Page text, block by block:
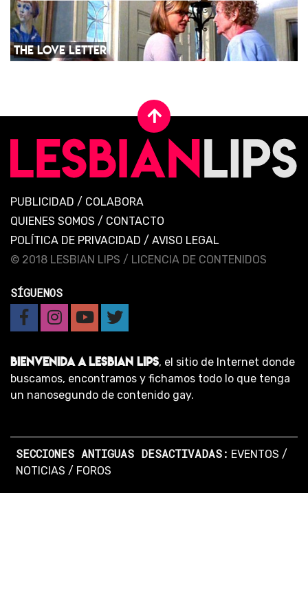
THE LOVE LETTER
PUBLICIDAD / COLABORA
QUIENES SOMOS / CONTACTO
POLÍTICA DE PRIVACIDAD / AVISO LEGAL
© 2018 LESBIAN LIPS / LICENCIA DE CONTENIDOS
SÍGUENOS
BIENVENIDA A LESBIAN LIPS, el sitio de Internet donde
buscamos, encontramos y fichamos todo lo que tenga
un nanosegundo de contenido gay.
SECCIONES ANTIGUAS DESACTIVADAS: EVENTOS /
NOTICIAS / FOROS